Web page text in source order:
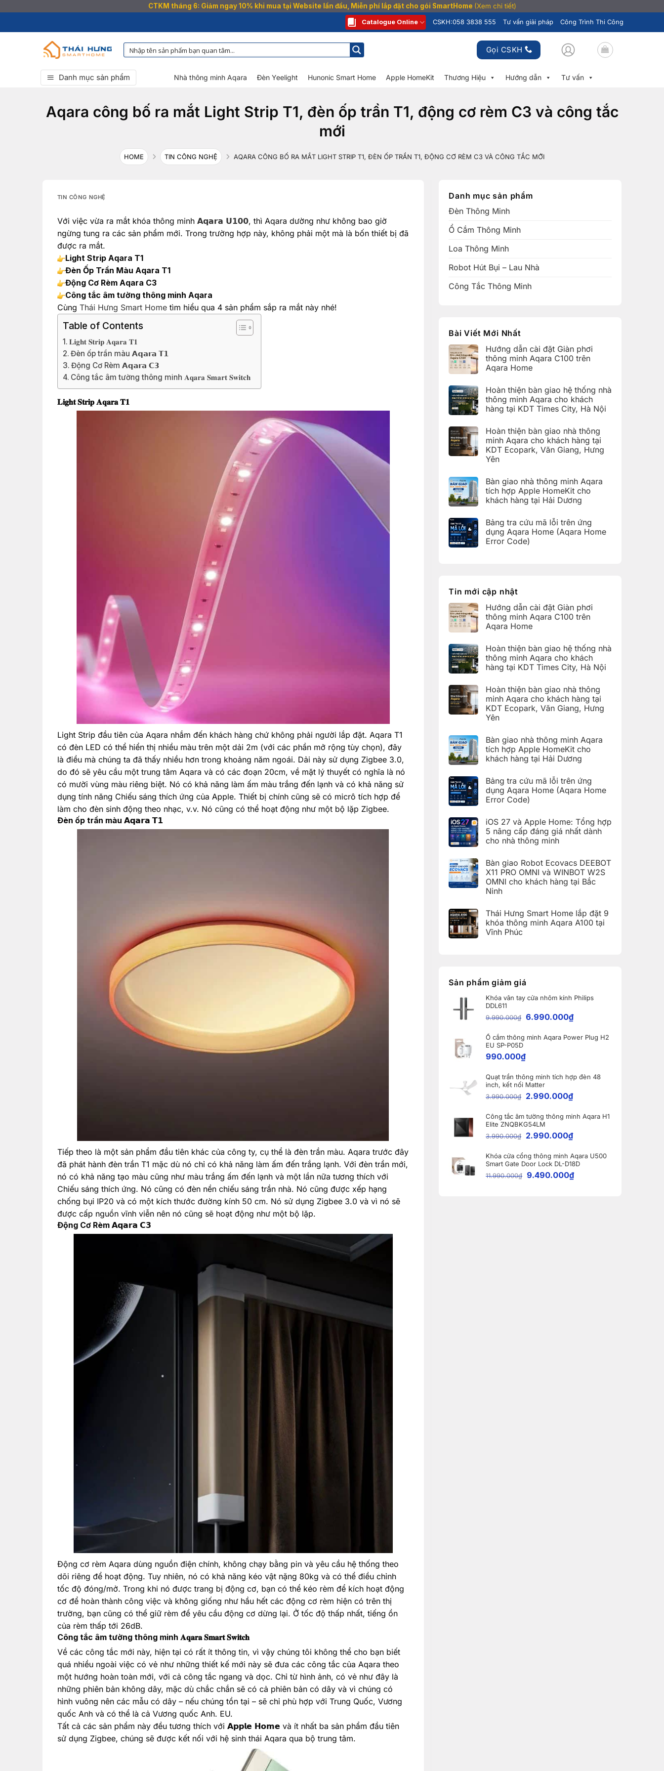
CTKM tháng 6: Giảm ngay 10% khi mua tại Website lần đầu, Miễn phí lắp đặt cho gói SmartHome (Xem chi tiết)
qua
Catalogue Online CSKH:058 3838 555 Tư vấn giải pháp Công Trình Thi Công
Gọi CSKH
Danh mục sản phẩm Nhà thông minh Aqara Đèn Yeelight Hunonic Smart Home Apple HomeKit Thương Hiệu Hướng dẫn Tư vấn
Aqara công bố ra mắt Light Strip T1, đèn ốp trần T1, động cơ rèm C3 và công tắc
mới
HOME TIN CÔNG NGHỆ AQARA CÔNG BỐ RA MẮT LIGHT STRIP T1, ĐÈN ỐP TRẦN T1, ĐỘNG CƠ RÈM C3 VÀ CÔNG TẮC MỚI
TIN CÔNG NGHỆ
Với việc vừa ra mắt khóa thông minh 𝗔𝗾𝗮𝗿𝗮 𝗨𝟭𝟬𝟬, thì Aqara dường như không bao giờ
ngừng tung ra các sản phẩm mới. Trong trường hợp này, không phải một mà là bốn thiết bị đã
được ra mắt.
Light Strip Aqara T1
Đèn Ốp Trần Màu Aqara T1
Động Cơ Rèm Aqara C3
Công tắc âm tường thông minh Aqara
Cùng Thái Hưng Smart Hometìm hiểu qua 4 sản phẩm sắp ra mắt này nhé!
Table of Contents
𝐋𝐢𝐠𝐡𝐭 𝐒𝐭𝐫𝐢𝐩 𝐀𝐪𝐚𝐫𝐚 𝐓𝟏
Đèn ốp trần màu 𝗔𝗾𝗮𝗿𝗮 𝗧𝟭
Động Cơ Rèm 𝗔𝗾𝗮𝗿𝗮 𝗖𝟯
Công tắc âm tường thông minh 𝐀𝐪𝐚𝐫𝐚 𝐒𝐦𝐚𝐫𝐭 𝐒𝐰𝐢𝐭𝐜𝐡
𝐋𝐢𝐠𝐡𝐭 𝐒𝐭𝐫𝐢𝐩 𝐀𝐪𝐚𝐫𝐚 𝐓𝟏
Light Strip đầu tiên của Aqara nhắm đến khách hàng chứ không phải người lắp đặt. Aqara T1
có đèn LED có thể hiển thị nhiều màu trên một dải 2m (với các phần mở rộng tùy chọn), đây
là điều mà chúng ta đã thấy nhiều hơn trong khoảng năm ngoái. Dải này sử dụng Zigbee 3.0,
do đó sẽ yêu cầu một trung tâm Aqara và có các đoạn 20cm, về mặt lý thuyết có nghĩa là nó
có mười vùng màu riêng biệt. Nó có khả năng làm ấm màu trắng đến lạnh và có khả năng sử
dụng tính năng Chiếu sáng thích ứng của Apple. Thiết bị chính cũng sẽ có micrô tích hợp để
làm cho đèn sinh động theo nhạc, v.v. Nó cũng có thể hoạt động như một bộ lặp Zigbee.
Đèn ốp trần màu 𝗔𝗾𝗮𝗿𝗮 𝗧𝟭
Tiếp theo là một sản phẩm đầu tiên khác của công ty, cụ thể là đèn trần màu. Aqara trước đây
đã phát hành đèn trần T1 mặc dù nó chỉ có khả năng làm ấm đến trắng lạnh. Với đèn trần mới,
nó có khả năng tạo màu cũng như màu trắng ấm đến lạnh và một lần nữa tương thích với
Chiếu sáng thích ứng. Nó cũng có đèn nền chiếu sáng trần nhà. Nó cũng được xếp hạng
chống bụi IP20 và có một kích thước đường kính 50 cm. Nó sử dụng Zigbee 3.0 và vì nó sẽ
được cấp nguồn vĩnh viễn nên nó cũng sẽ hoạt động như một bộ lặp.
Động Cơ Rèm 𝗔𝗾𝗮𝗿𝗮 𝗖𝟯
Động cơ rèm Aqara dùng nguồn điện chính, không chạy bằng pin và yêu cầu hệ thống theo
dõi riêng để hoạt động. Tuy nhiên, nó có khả năng kéo vật nặng 80kg và có thể điều chỉnh
tốc độ đóng/mở. Trong khi nó được trang bị động cơ, bạn có thể kéo rèm để kích hoạt động
cơ để hoàn thành công việc và không giống như hầu hết các động cơ rèm hiện có trên thị
trường, bạn cũng có thể giữ rèm để yêu cầu động cơ dừng lại. Ở tốc độ thấp nhất, tiếng ồn
của rèm thấp tới 26dB.
Công tắc âm tường thông minh 𝐀𝐪𝐚𝐫𝐚 𝐒𝐦𝐚𝐫𝐭 𝐒𝐰𝐢𝐭𝐜𝐡
Về các công tắc mới này, hiện tại có rất ít thông tin, vì vậy chúng tôi không thể cho bạn biết
quá nhiều ngoài việc có vẻ như những thiết kế mới này sẽ đưa các công tắc của Aqara theo
một hướng hoàn toàn mới, với cả công tắc ngang và dọc. Chỉ từ hình ảnh, có vẻ như đây là
những phiên bản không dây, mặc dù chắc chắn sẽ có cả phiên bản có dây và vì chúng có
hình vuông nên các mẫu có dây – nếu chúng tồn tại – sẽ chỉ phù hợp với Trung Quốc, Vương
quốc Anh và có thể là cả Vương quốc Anh. EU.
Tất cả các sản phẩm này đều tương thích với 𝗔𝗽𝗽𝗹𝗲 𝗛𝗼𝗺𝗲 và ít nhất ba sản phẩm đầu tiên
sử dụng Zigbee, chúng sẽ được kết nối với hệ sinh thái Aqara qua bộ trung tâm.
Danh mục sản phẩm
Đèn Thông Minh
Ổ Cắm Thông Minh
Loa Thông Minh
Robot Hút Bụi – Lau Nhà
Công Tắc Thông Minh
Bài Viết Mới Nhất
Hướng dẫn cài đặt Giàn phơi
thông minh Aqara C100 trên
Aqara Home
bình
luận
ở
Hướng
đặt
Giàn
phơi
thông
minh
Aqara
Aqara
Home
Hoàn thiện bàn giao hệ thống nhà
thông minh Aqara cho khách
hàng tại KDT Times City, Hà Nội
bình
luận
ở
Hoàn
thiện
bàn
thống
nhà
thông
minh
khách
hàng
tại
KDT
Hoàn thiện bàn giao nhà thông
minh Aqara cho khách hàng tại
KDT Ecopark, Văn Giang, Hưng
Yên
bình
luận
ở
Hoàn
giao
nhà
thông
minh
Aqara
Văn
Giang,
Hưng
Yên
Bàn giao nhà thông minh Aqara
tích hợp Apple HomeKit cho
khách hàng tại Hải Dương
bình
luận
ở
Bàn
hợp
Apple
cho
khách
hàng
tại
Bảng tra cứu mã lỗi trên ứng
dụng Aqara Home (Aqara Home
Error Code)
tra
cứu
lỗi
trên
ứng
dụng
(Aqara
Home
Error
Code)
Tin mới cập nhật
Hướng dẫn cài đặt Giàn phơi
thông minh Aqara C100 trên
Aqara Home
bình
luận
ở
Hướng
đặt
Giàn
phơi
thông
minh
Aqara
Aqara
Home
Hoàn thiện bàn giao hệ thống nhà
thông minh Aqara cho khách
hàng tại KDT Times City, Hà Nội
bình
luận
ở
Hoàn
thiện
bàn
thống
nhà
thông
minh
khách
hàng
tại
KDT
Hà
Nội
Hoàn thiện bàn giao nhà thông
minh Aqara cho khách hàng tại
KDT Ecopark, Văn Giang, Hưng
Yên
bình
luận
ở
Hoàn
giao
nhà
thông
minh
Aqara
khách
hàng
tại
KDT
Ecopark,
Hưng
Yên
Bàn giao nhà thông minh Aqara
tích hợp Apple HomeKit cho
khách hàng tại Hải Dương
bình
luận
ở
Bàn
thông
minh
Aqara
tích
hợp
HomeKit
cho
khách
hàng
tại
Hải
Bảng tra cứu mã lỗi trên ứng
dụng Aqara Home (Aqara Home
Error Code)
bình
luận
ở
Bảng
mã
lỗi
trên
ứng
dụng
Aqara
Home
Error
Code)
iOS 27 và Apple Home: Tổng hợp
5 nâng cấp đáng giá nhất dành
cho nhà thông minh
bình
luận
ở
iOS
27
và
Home:
Tổng
hợp
5
nâng
thông
Bàn giao Robot Ecovacs DEEBOT
X11 PRO OMNI và WINBOT W2S
OMNI cho khách hàng tại Bắc
Ninh
bình
luận
ở
Bàn
OMNI
và
W2S
OMNI
cho
khách
Bắc
Ninh
Thái Hưng Smart Home lắp đặt 9
khóa thông minh Aqara A100 tại
Vĩnh Phúc
Hưng
Smart
lắp
đặt
khóa
minh
Aqara
A100
Vĩnh
Sản phẩm giảm giá
Khóa vân tay cửa nhôm kính Philips
DDL611
9.990.000₫ 6.990.000₫
Ổ cắm thông minh Aqara Power Plug H2
EU SP-P05D
990.000₫
Quạt trần thông minh tích hợp đèn 48
inch, kết nối Matter
3.990.000₫ 2.990.000₫
Công tắc âm tường thông minh Aqara H1
Elite ZNQBKG54LM
3.990.000₫ 2.990.000₫
Khóa cửa cổng thông minh Aqara U500
Smart Gate Door Lock DL-D18D
11.990.000₫ 9.490.000₫